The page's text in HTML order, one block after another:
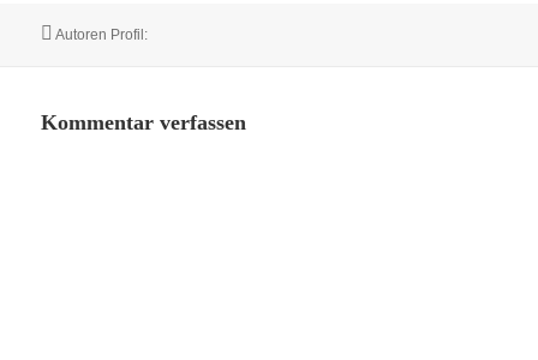
Autor
Autoren Profil:
Kommentar verfassen